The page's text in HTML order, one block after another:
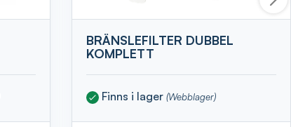
BRÄNSLEFILTER DUBBEL
KOMPLETT
Finns i lager(Webblager)